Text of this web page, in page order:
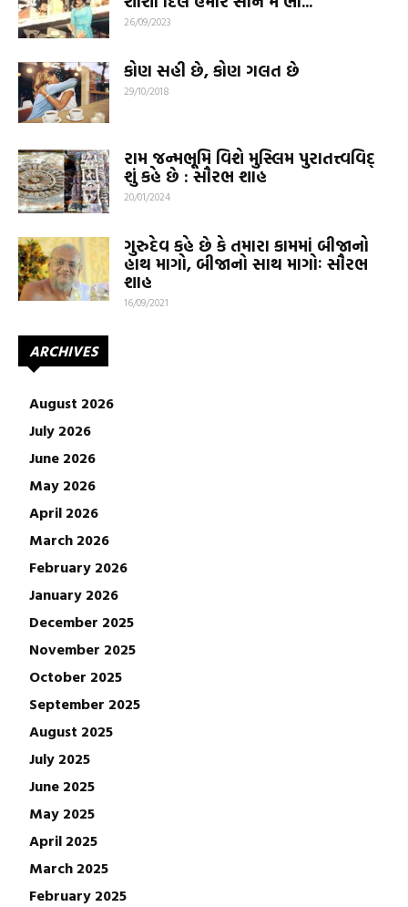
26/09/2023
કોણ સહી છે, કોણ ગલત છે
29/10/2018
રામ જન્મભૂમિ વિશે મુસ્લિમ પુરાતત્ત્વવિદ્
શું કહે છે : સૌરભ શાહ
20/01/2024
ગુરુદેવ કહે છે કે તમારા કામમાં બીજાનો
હાથ માગો, બીજાનો સાથ માગોઃ સૌરભ
શાહ
16/09/2021
ARCHIVES
August 2026
July 2026
June 2026
May 2026
April 2026
March 2026
February 2026
January 2026
December 2025
November 2025
October 2025
September 2025
August 2025
July 2025
June 2025
May 2025
April 2025
March 2025
February 2025